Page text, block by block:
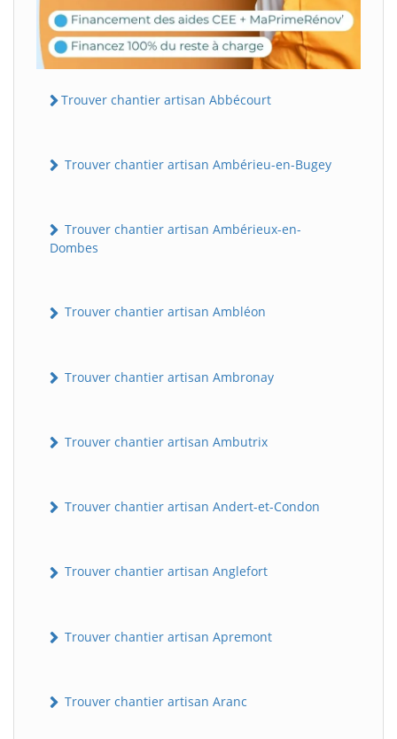
Trouver chantier artisan Abbécourt
Trouver chantier artisan Ambérieu-en-Bugey
Trouver chantier artisan Ambérieux-en-
Dombes
Trouver chantier artisan Ambléon
Trouver chantier artisan Ambronay
Trouver chantier artisan Ambutrix
Trouver chantier artisan Andert-et-Condon
Trouver chantier artisan Anglefort
Trouver chantier artisan Apremont
Trouver chantier artisan Aranc